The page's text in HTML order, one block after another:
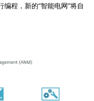
程，新的“智能电网”将自